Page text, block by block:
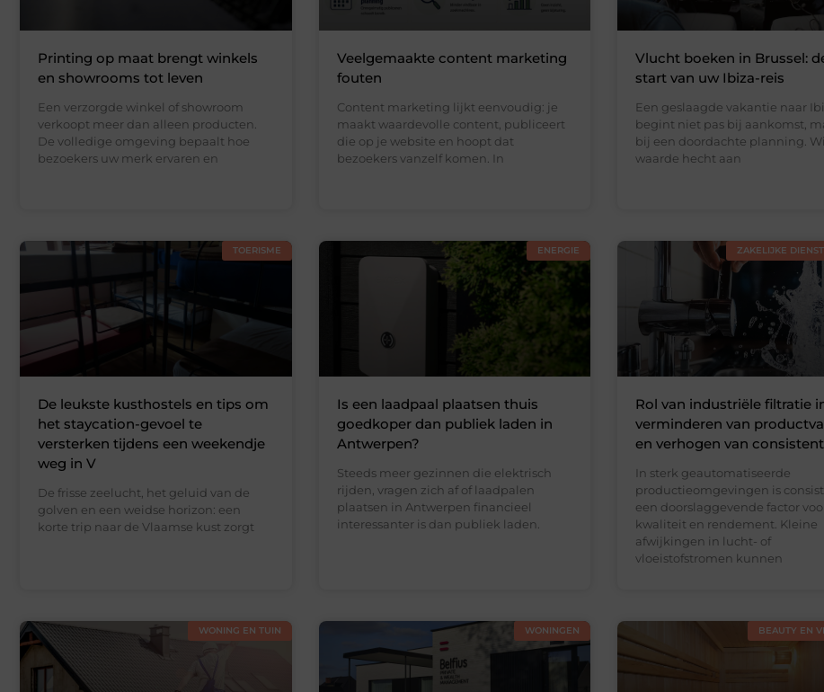
Printing op maat brengt winkels
en showrooms tot leven
Een verzorgde winkel of showroom
verkoopt meer dan alleen producten.
De volledige omgeving bepaalt hoe
bezoekers uw merk ervaren en
Veelgemaakte content marketing
fouten
Content marketing lijkt eenvoudig: je
maakt waardevolle content, publiceert
die op je website en hoopt dat
bezoekers vanzelf komen. In
Vlucht boeken in Brussel:
start van uw Ibiza-reis
Een geslaagde vakantie naar
begint niet pas bij aankomst,
bij een doordachte planning.
waarde hecht aan
TOERISME
De leukste kusthostels en tips om
het staycation-gevoel te
versterken tijdens een weekendje
weg in V
De frisse zeelucht, het geluid van de
golven en een weidse horizon: een
korte trip naar de Vlaamse kust zorgt
ENERGIE
Is een laadpaal plaatsen thuis
goedkoper dan publiek laden in
Antwerpen?
Steeds meer gezinnen die elektrisch
rijden, vragen zich af of laadpalen
plaatsen in Antwerpen financieel
interessanter is dan publiek laden.
ZAKELIJKE
Rol van industriële filtratie
verminderen van
en verhogen van
In sterk geautomatiseerde
productieomgevingen is
een doorslaggevende factor
kwaliteit en rendement. Kleine
afwijkingen in lucht- of
vloeistofstromen kunnen
WONING EN TUIN WONINGEN BEAUTY EN